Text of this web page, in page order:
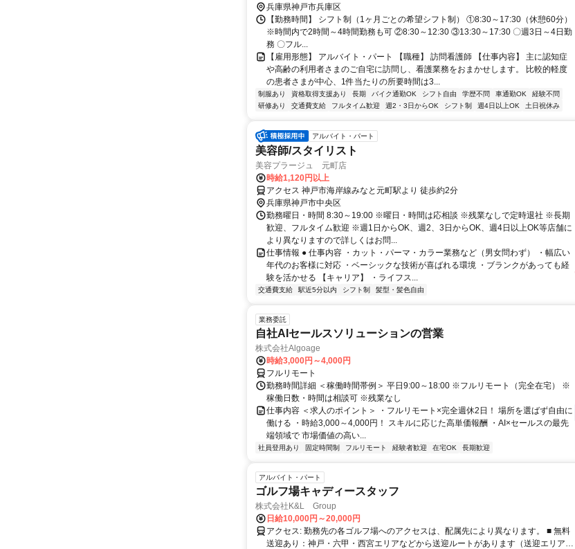
／ 〇車、バイク通勤可（駐車場なし） 〇自転車通勤可
兵庫県神戸市兵庫区
【勤務時間】 シフト制（1ヶ月ごとの希望シフト制） ①8:30～17:30（休憩60分）
※時間内で2時間～4時間勤務も可 ②8:30～12:30 ③13:30～17:30 〇週3日～4日勤
務 〇フル...
【雇用形態】 アルバイト・パート 【職種】 訪問看護師 【仕事内容】 主に認知症
や高齢の利用者さまのご自宅に訪問し、看護業務をおまかせします。 比較的軽度
の患者さまが中心、1件当たりの所要時間は3...
制服あり 資格取得支援あり 長期 バイク通勤OK シフト自由 学歴不問 車通勤OK
経験不問
研修あり
交通費支給 フルタイム歓迎 週2・3日からOK シフト制 週4日以上OK 土日祝休み
アルバイト・パート
美容師/スタイリスト
美容プラージュ 元町店
時給1,120円以上
アクセス 神戸市海岸線みなと元町駅より 徒歩約2分
兵庫県神戸市中央区
勤務曜日・時間 8:30～19:00 ※曜日・時間は応相談 ※残業なしで定時退社 ※長期
歓迎、フルタイム歓迎 ※週1日からOK、週2、3日からOK、週4日以上OK等店舗に
より異なりますので詳しくはお問...
仕事情報 ● 仕事内容 ・カット・パーマ・カラー業務など（男女問わず） ・幅広い
年代のお客様に対応 ・ベーシックな技術が喜ばれる環境 ・ブランクがあっても経
験を活かせる 【キャリア】 ・ライフス...
交通費支給 駅近5分以内 シフト制 髪型・髪色自由
業務委託
自社AIセールスソリューションの営業
株式会社Algoage
時給3,000円～4,000円
フルリモート
勤務時間詳細 ＜稼働時間帯例＞ 平日9:00～18:00 ※フルリモート（完全在宅） ※
稼働日数・時間は相談可 ※残業なし
仕事内容 ＜求人のポイント＞ ・フルリモート×完全週休2日！ 場所を選ばず自由に
働ける ・時給3,000～4,000円！ スキルに応じた高単価報酬 ・AI×セールスの最先
端領域で 市場価値の高い...
社員登用あり 固定時間制 フルリモート 経験者歓迎 在宅OK 長期歓迎
アルバイト・パート
ゴルフ場キャディースタッフ
株式会社K&L Group
日給10,000円～20,000円
アクセス: 勤務先の各ゴルフ場へのアクセスは、配属先により異なります。 ■ 無料
送迎あり：神戸・六甲・西宮エリアなどから送迎ルートがあります（送迎エリア・